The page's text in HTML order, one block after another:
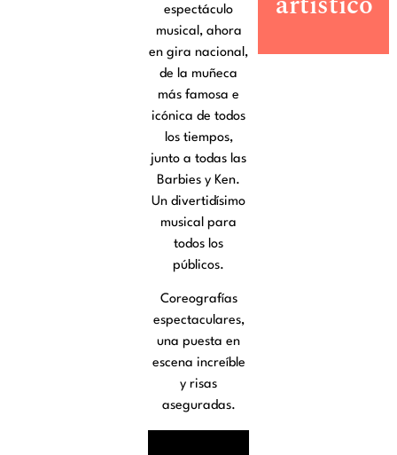
espectáculo
musical, ahora
en gira nacional,
de la muñeca
más famosa e
icónica de todos
los tiempos,
junto a todas las
Barbies y Ken.
Un divertidísimo
musical para
todos los
públicos.
Coreografías
espectaculares,
una puesta en
escena increíble
y risas
aseguradas.